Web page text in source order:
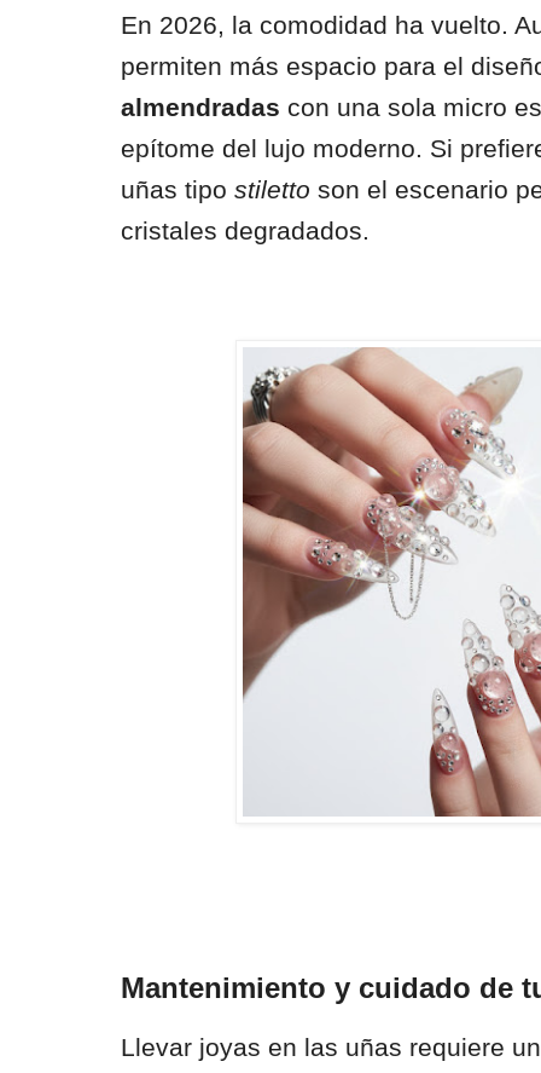
En 2026, la comodidad ha vuelto.
permiten más espacio para el
almendradas con una sola micro
epítome del lujo moderno. Si
uñas tipo stiletto son el escenario
cristales degradados.
Mantenimiento y cuidado de
Llevar joyas en las uñas requiere